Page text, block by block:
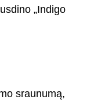
„Indigo
sraunumą,